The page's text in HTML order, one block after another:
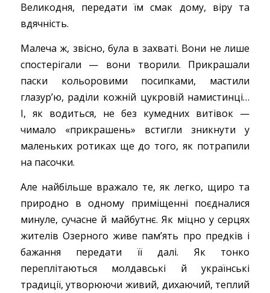
Великодня, передати їм смак дому, віру та
вдячність.
Малеча ж, звісно, була в захваті. Вони не лише
спостерігали — вони творили. Прикрашали
паски кольоровими посипками, мастили
глазур’ю, раділи кожній цукровій намистинці…
І, як водиться, не без кумедних витівок —
чимало «прикрашень» встигли зникнути у
маленьких ротиках ще до того, як потрапили
на пасочки.
Але найбільше вражало те, як легко, щиро та
природно в одному приміщенні поєдналися
минуле, сучасне й майбутнє. Як міцно у серцях
жителів Озерного живе пам’ять про предків і
бажання передати її далі. Як тонко
переплітаються молдавські й українські
традиції, утворюючи живий, дихаючий, теплий